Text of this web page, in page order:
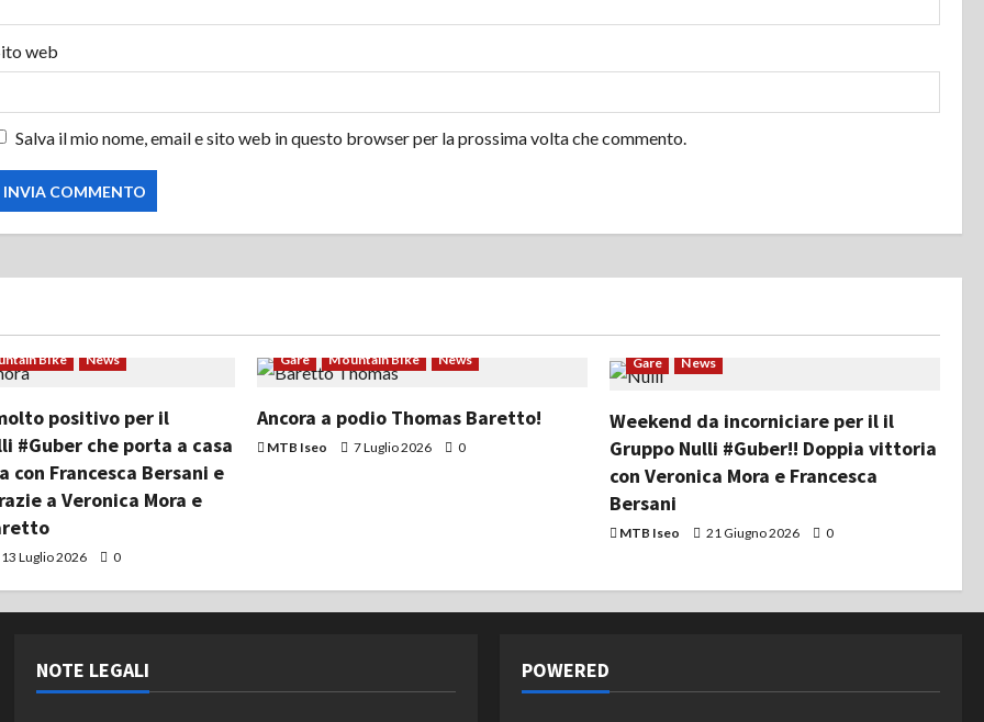
web
Salva il mio nome, email e sito web in questo browser per la prossima volta che commento.
Bike News
positivo per il
#Guber che porta a casa
Francesca Bersani e
a Veronica Mora e
13 Luglio 2026 0
Gare Mountain Bike News
Ancora a podio Thomas Baretto!
MTB Iseo 7 Luglio 2026 0
Gare News
Weekend da incorniciare per il il
Gruppo Nulli #Guber!! Doppia vittoria
con Veronica Mora e Francesca
Bersani
MTB Iseo 21 Giugno 2026 0
NOTE LEGALI POWERED